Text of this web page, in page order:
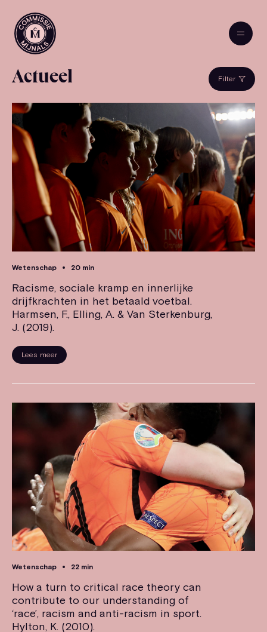
Actueel Filter
Wetenschap 20 min
Racisme, sociale kramp en innerlijke
drijfkrachten in het betaald voetbal.
Harmsen, F., Elling, A. & Van Sterkenburg,
J. (2019).
Lees meer
Wetenschap 22 min
How a turn to critical race theory can
contribute to our understanding of
‘race’, racism and anti-racism in sport.
Hylton, K. (2010).